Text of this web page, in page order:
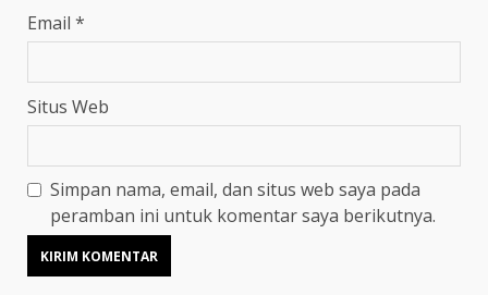
Email *
Situs Web
Simpan nama, email, dan situs web saya pada
peramban ini untuk komentar saya berikutnya.